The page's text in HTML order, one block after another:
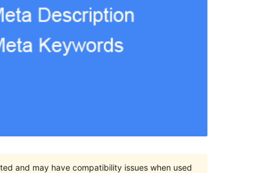
and may have compatibility issues when used